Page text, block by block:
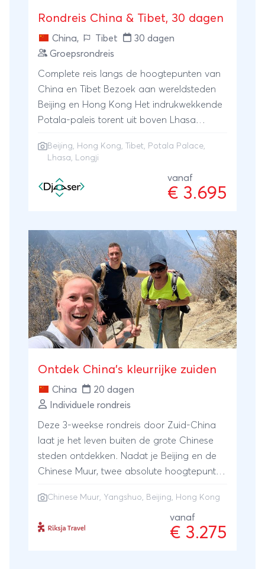
Rondreis China & Tibet, 30 dagen
China, Tibet
30 dagen
Groepsrondreis
Complete reis langs de hoogtepunten van
China en Tibet Bezoek aan wereldsteden
Beijing en Hong Kong Het indrukwekkende
Potala-paleis torent uit boven Lhasa
Beijing, Hong Kong, Tibet, Potala Palace,
Lhasa, Longji
vanaf
€ 3.695
Ontdek China's kleurrijke zuiden
China
20 dagen
Individuele rondreis
Deze 3-weekse rondreis door Zuid-China
laat je het leven buiten de grote Chinese
steden ontdekken. Nadat je Beijing en de
Chinese Muur, twee absolute hoogtepunten
het zuiden, naar de uitlopers van de
Himalaya. Hier slenter je door charmante
oude straatjes, over lokale markten en
Chinese Muur, Yangshuo, Beijing, Hong Kong
vanaf
€ 3.275